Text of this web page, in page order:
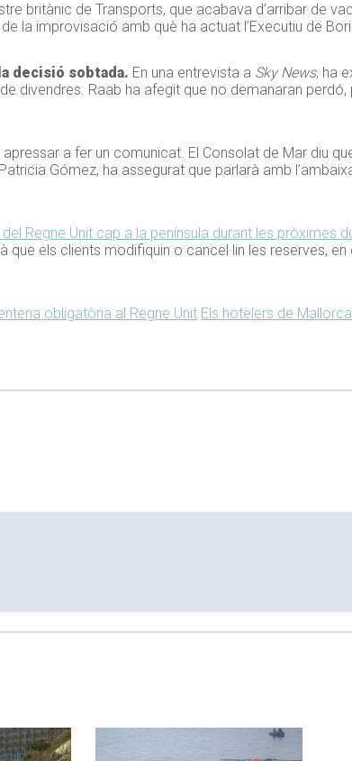
britànic de Transports, que acabava d’arribar de
la improvisació amb què ha actuat l’Executiu de
decisió sobtada. En una entrevista a Sky News, ha
Raab ha afegit que no demanaran perdó,
a fer un comunicat. El Consolat de Mar diu
Gómez, ha assegurat que parlarà amb
Regne Unit cap a la península durant les pròximes
els clients modifiquin o cancel·lin les reserves, en
obligatòria al Regne Unit Els hotelers de